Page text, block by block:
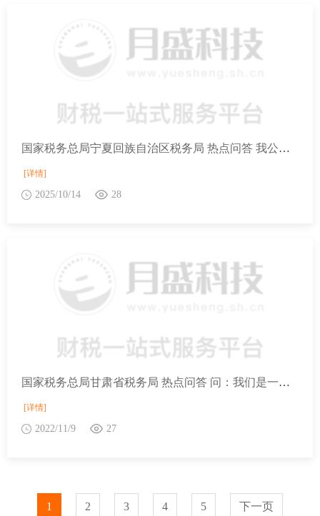
国家税务总局宁夏回族自治区税务局 热点问答 我公司完成2025年9月纳税申报后，符合财政部 税务总局公告2025年第7号规定的留抵退税条件，若9月份未申请留抵退税，请问我公司在2025年10月及以后，还能按照9月份的资格申请退税吗？
[详情]
2025/10/14 28
国家税务总局甘肃省税务局 热点问答 问：我们是一家中国金融机构，现在非洲为两家境外企业提供美元和人民币结算服务，请问增值税有哪些优惠政策？
[详情]
2022/11/9 27
1 2 3 4 5 下一页